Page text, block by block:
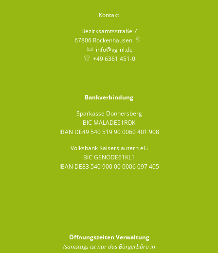
Kontakt
Bezirksamtsstraße 7
67806 Rockenhausen
info@vg-nl.de
+49 6361 451-0
Bankverbindung
Sparkasse Donnersberg
BIC MALADE51ROK
IBAN DE49 540 519 90 0060 401 908
Volksbank Kaiserslautern eG
BIC GENODE61KL1
IBAN DE83 540 900 00 0006 097 405
Öffnungszeiten Verwaltung
(samstags ist nur das Bürgerbüro in